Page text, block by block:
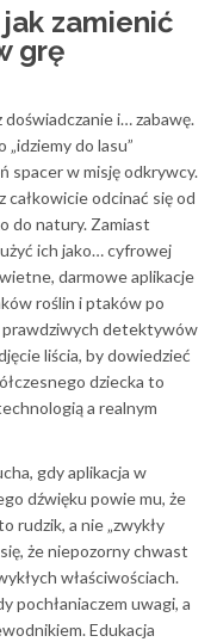
zamienić
grę
doświadczanie i… zabawę.
„idziemy do lasu”
spacer w misję odkrywcy.
całkowicie odcinać się od
do natury. Zamiast
ich jako… cyfrowej
darmowe aplikacje
roślin i ptaków po
prawdziwych detektywów
liścia, by dowiedzieć
dziecka to
a realnym
gdy aplikacja w
dźwięku powie mu, że
rudzik, a nie „zwykły
że niepozorny chwast
właściwościach.
pochłaniaczem uwagi, a
Edukacja